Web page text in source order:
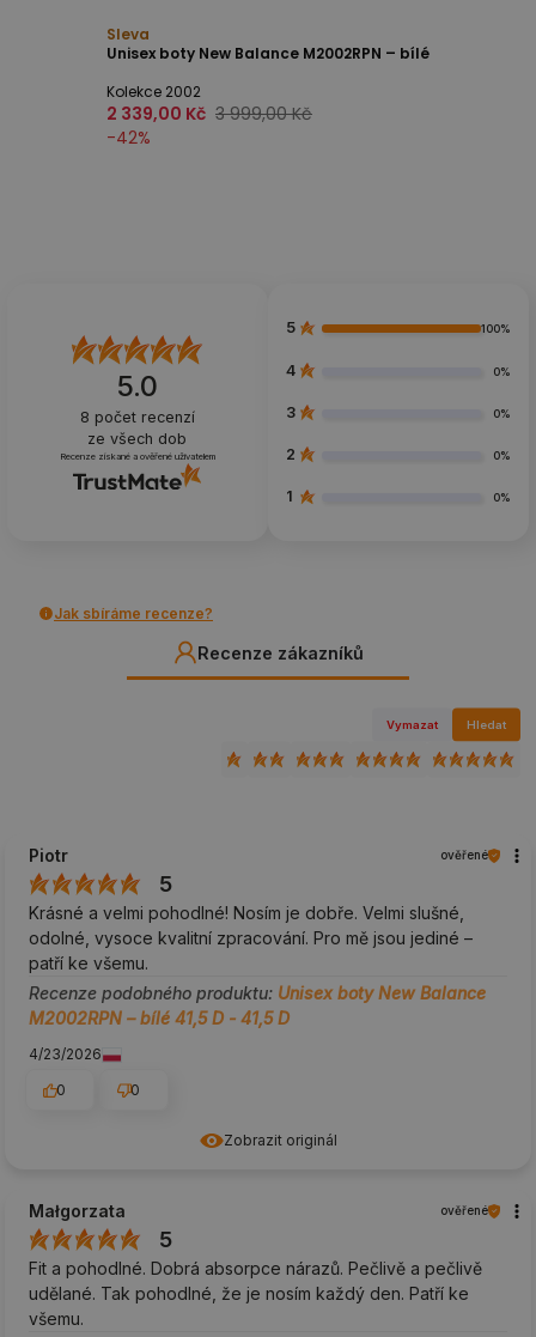
Sleva
Unisex boty New Balance M2002RPN – bílé
Kolekce 2002
2 339,00 Kč 3 999,00 Kč
-42%
5.0
8 počet recenzí
ze všech dob
Recenze získané a ověřené uživatelem
5 100%
4 0%
3 0%
2 0%
1 0%
Jak sbíráme recenze?
Recenze zákazníků
Vymazat Hledat
Zobrazit originál
Piotr ověřené
5
Krásné a velmi pohodlné! Nosím je dobře. Velmi slušné,
odolné, vysoce kvalitní zpracování. Pro mě jsou jediné –
patří ke všemu.
Recenze podobného produktu: Unisex boty New Balance
M2002RPN – bílé 41,5 D - 41,5 D
4/23/2026
0
0
Małgorzata ověřené
5
Fit a pohodlné. Dobrá absorpce nárazů. Pečlivě a pečlivě
udělané. Tak pohodlné, že je nosím každý den. Patří ke
všemu.